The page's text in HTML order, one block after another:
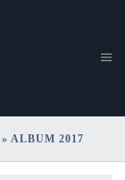
» ALBUM 2017